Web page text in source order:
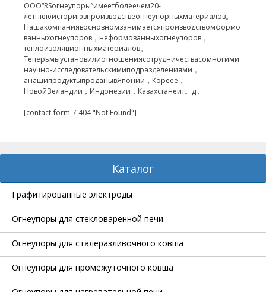
ООО“RSогнеупоры”имеетболеечем20-
летнююисториювпроизводствеогнеупорныхматериалов。
Нашакомпаниявосновномзанимаетсяпроизводствомформо
ванныхогнеупоров，неформованныхогнеупоров，
теплоизоляционныхматериалов。
Теперьмыустановилиотношениясотрудничествасомногими
научно-исследовательскимиподразделениями，
анашипродуктыпроданывЯпонии，Кореее，
НовойЗеландии，Индонезии，Казахстанеит。 д..
[contact-form-7 404 "Not Found"]
Каталог
Графитированные электроды
Огнеупоры для стекловаренной печи
Огнеупоры для сталеразливочного ковша
Огнеупоры для промежуточного ковша